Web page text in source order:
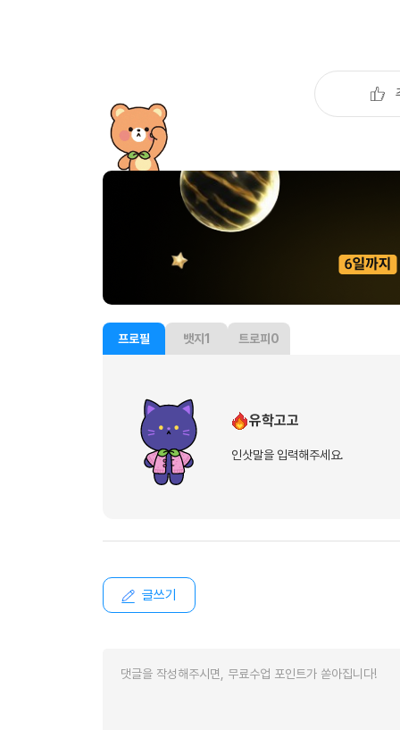
프로필 뱃지 1 트로피 0
유학고고
인삿말을 입력해주세요.
글쓰기